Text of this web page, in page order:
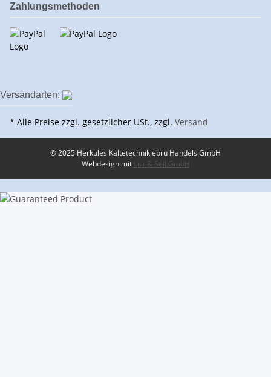
Zahlungsmethoden
Versandarten:
* Alle Preise zzgl. gesetzlicher USt., zzgl. Versand
© 2025 Herkules Kältetechnik ebru Handels GmbH
Webdesign mit List & Sell GmbH